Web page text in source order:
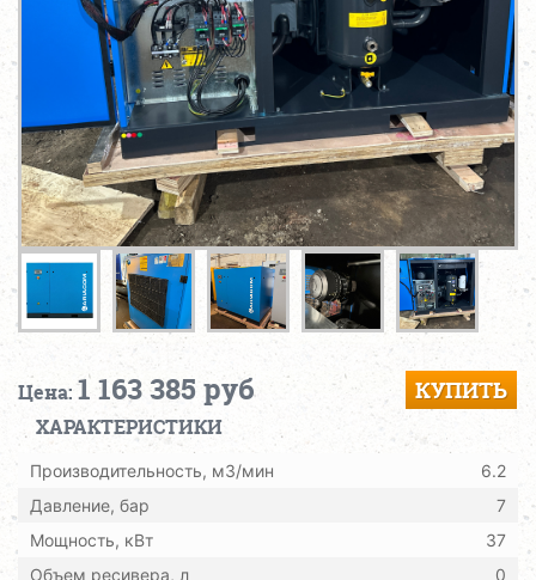
Цена:1 163 385 руб КУПИТЬ
ХАРАКТЕРИСТИКИ
Производительность, м3/мин
6.2
Давление, бар
7
Мощность, кВт
37
Объем ресивера, л
0